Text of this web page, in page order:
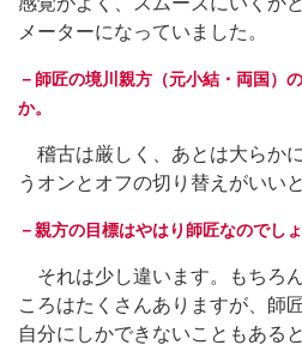
メーターになっていました。
－師匠の境川親方（元小結・両国）
か。
稽古は厳しく、あとは大らか
うオンとオフの切り替えがいい
－親方の目標はやはり師匠なのでしょ
それは少し違います。もちろ
ころはたくさんありますが、師
自分にしかできないこともある